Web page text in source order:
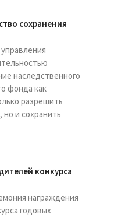
сохранения
наследственного
фонда как
разрешить
и сохранить
конкурса
награждения
годовых